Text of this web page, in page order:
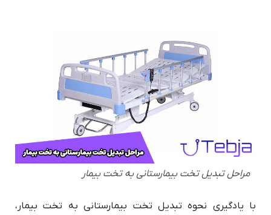
مراحل تبدیل تخت بیمارستانی به تخت بیمار
با یادگیری نحوه تبدیل تخت بیمارستانی به تخت بیمار،